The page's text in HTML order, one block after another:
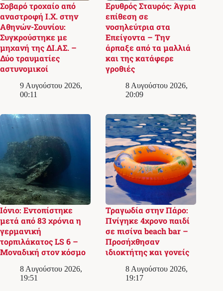
Σοβαρό τροχαίο από
αναστροφή Ι.Χ. στην
Αθηνών-Σουνίου:
Συγκρούστηκε με
μηχανή της ΔΙ.ΑΣ. –
Δύο τραυματίες
αστυνομικοί
9 Αυγούστου 2026,
00:11
Ερυθρός Σταυρός: Άγρια
επίθεση σε
νοσηλεύτρια στα
Επείγοντα – Την
άρπαξε από τα μαλλιά
και της κατάφερε
γροθιές
8 Αυγούστου 2026,
20:09
Ιόνιο: Εντοπίστηκε
μετά από 83 χρόνια η
γερμανική
τορπιλάκατος LS 6 –
Μοναδική στον κόσμο
8 Αυγούστου 2026,
19:51
Τραγωδία στην Πάρο:
Πνίγηκε 4χρονο παιδί
σε πισίνα beach bar –
Προσήχθησαν
ιδιοκτήτης και γονείς
8 Αυγούστου 2026,
19:17